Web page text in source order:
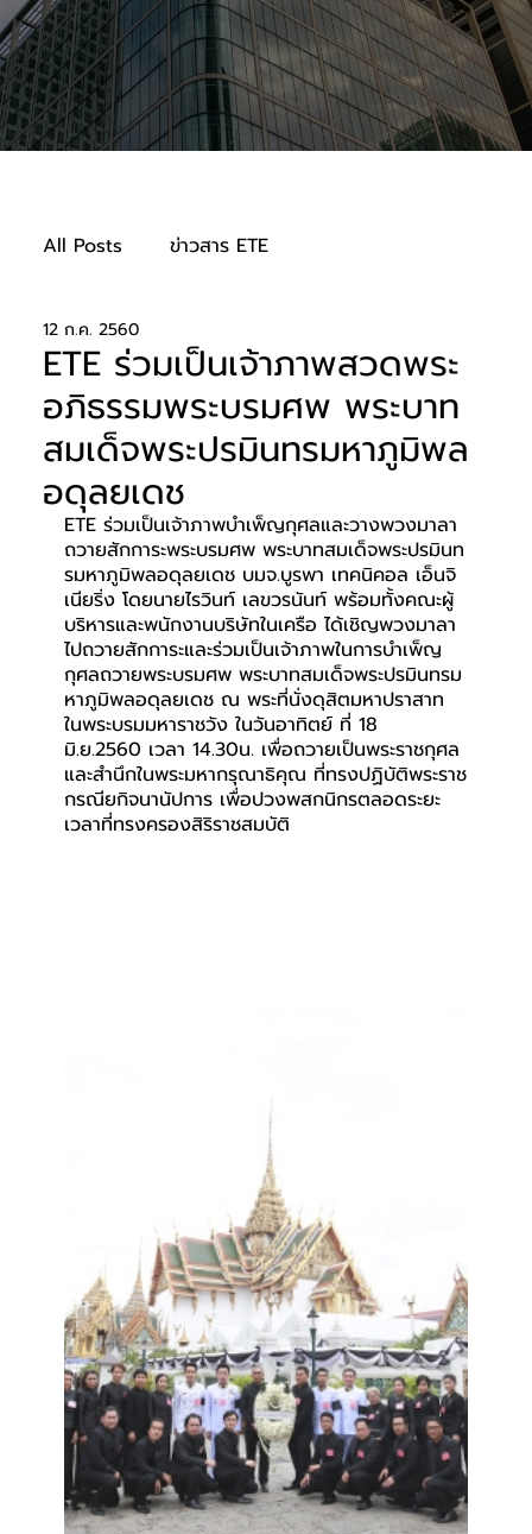
All Posts ข่าวสาร ETE
ความรับผิดชอบต่อสังคม
ETE ร่วมเป็นเจ้าภาพสวดพระ
อภิธรรมพระบรมศพ พระบาท
สมเด็จพระปรมินทรมหาภูมิพล
อดุลยเดช
12 ก.ค. 2560
ETE ร่วมเป็นเจ้าภาพบำเพ็ญกุศลและวางพวงมาลา
ถวายสักการะพระบรมศพ พระบาทสมเด็จพระปรมินท
รมหาภูมิพลอดุลยเดช บมจ.บูรพา เทคนิคอล เอ็นจิ
เนียริ่ง โดยนายไรวินท์ เลขวรนันท์ พร้อมทั้งคณะผู้
บริหารและพนักงานบริษัทในเครือ ได้เชิญพวงมาลา
ไปถวายสักการะและร่วมเป็นเจ้าภาพในการบำเพ็ญ
กุศลถวายพระบรมศพ พระบาทสมเด็จพระปรมินทรม
หาภูมิพลอดุลยเดช ณ พระที่นั่งดุสิตมหาปราสาท
ในพระบรมมหาราชวัง ในวันอาทิตย์ ที่ 18
มิ.ย.2560 เวลา 14.30น. เพื่อถวายเป็นพระราชกุศล
และสำนึกในพระมหากรุณาธิคุณ ที่ทรงปฏิบัติพระราช
กรณียกิจนานัปการ เพื่อปวงพสกนิกรตลอดระยะ
เวลาที่ทรงครองสิริราชสมบัติ